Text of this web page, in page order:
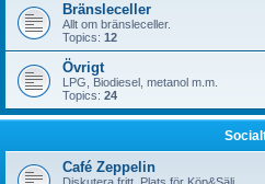
Bränsleceller
Allt om bränsleceller.
Topics: 12
Övrigt
LPG, Biodiesel, metanol m.m.
Topics: 24
Café Zeppelin